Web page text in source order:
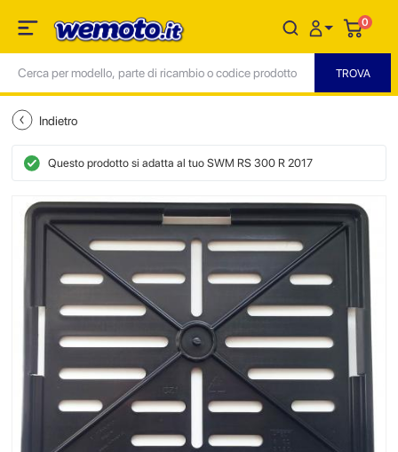
0
Indietro
Questo prodotto si adatta al tuo SWM RS 300 R 2017